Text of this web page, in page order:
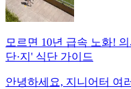
모르면 10년 급속 노화!
단·지' 식단 가이드
안녕하세요, 지니어터 여